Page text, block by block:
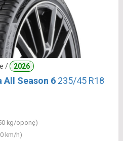
/ 2026
All Season 6 235/45 R18
kg/oponę)
km/h)